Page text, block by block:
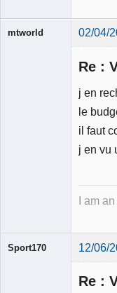
mtworld 02/04/
Re :
j en
le
il faut
j en vu
I am
Sport170 12/06/
Re :